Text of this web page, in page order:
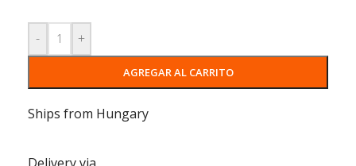
- +
AGREGAR AL CARRITO
Ships from Hungary
Delivery via